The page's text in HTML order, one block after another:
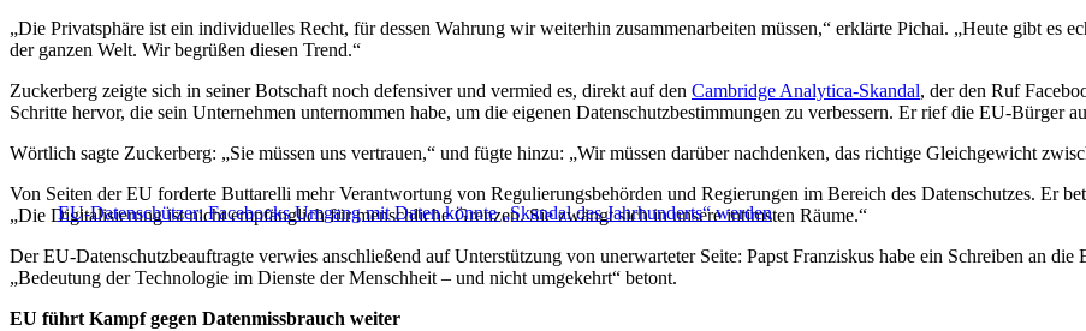
„Die Privatsphäre ist ein individuelles Recht, für dessen Wahrung wir weiterhin zusammenarbeiten müssen,“ erklärte Pichai. „Heute gibt es
der ganzen Welt. Wir begrüßen diesen Trend.“
Zuckerberg zeigte sich in seiner Botschaft noch defensiver und vermied es, direkt auf den Cambridge Analytica-Skandal, der den Ruf
Schritte hervor, die sein Unternehmen unternommen habe, um die eigenen Datenschutzbestimmungen zu verbessern. Er rief die EU-Bürger
Wörtlich sagte Zuckerberg: „Sie müssen uns vertrauen,“ und fügte hinzu: „Wir müssen darüber nachdenken, das richtige Gleichgewicht
EU-Datenschützer: Facebooks Umgang mit Daten könnte „Skandal des Jahrhunderts“ werden
Von Seiten der EU forderte Buttarelli mehr Verantwortung von Regulierungsbehörden und Regierungen im Bereich des Datenschutzes. Er
„Die Digitalisierung ist nicht empfänglich für menschliche Grenzen. Sie zwängt sich in unsere intimsten Räume.“
Der EU-Datenschutzbeauftragte verwies anschließend auf Unterstützung von unerwarteter Seite: Papst Franziskus habe ein Schreiben an
„Bedeutung der Technologie im Dienste der Menschheit – und nicht umgekehrt“ betont.
EU führt Kampf gegen Datenmissbrauch weiter